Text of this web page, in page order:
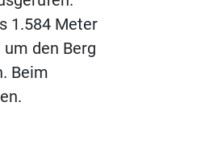
1.584 Meter
den Berg
Beim